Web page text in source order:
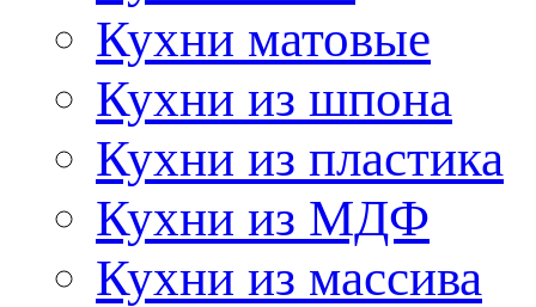
Кухни матовые
Кухни из шпона
Кухни из пластика
Кухни из МДФ
Кухни из массива